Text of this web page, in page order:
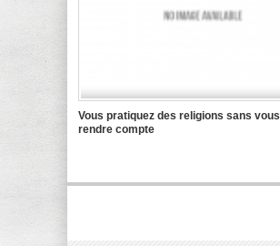
Vous pratiquez des religions sans
rendre compte